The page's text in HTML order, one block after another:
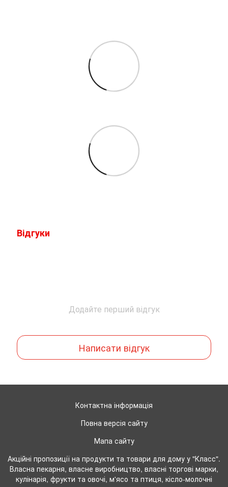
Відгуки
Додайте перший відгук
Написати відгук
Контактна інформація
Повна версія сайту
Мапа сайту
Акційні пропозиції на продукти та товари для дому у "Класс".
Власна пекарня, власне виробництво, власні торгові марки,
кулінарія, фрукти та овочі, м'ясо та птиця, кісло-молочні